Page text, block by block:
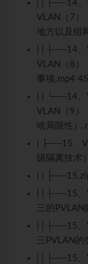
| | ├──14
VLAN（7）
地方以及组
| | ├──14
VLAN（8）
事项.mp4
| | └──14
VLAN（9）
啥局限性）
| ├──15、
级隔离技术）
| |
| | ├──15
三的
| | ├──15
三PVLAN
| | ├──15